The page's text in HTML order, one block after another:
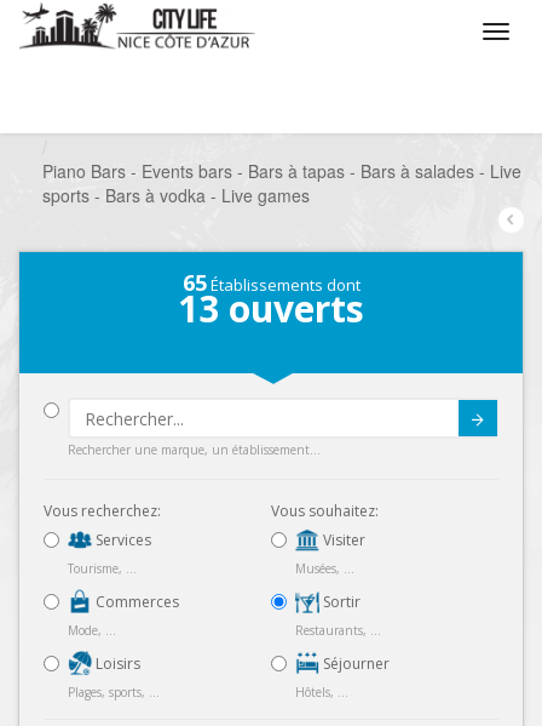
Piano Bars - Events bars - Bars à tapas - Bars à salades - Live
sports - Bars à vodka - Live games
65Établissements dont
13 ouverts
Rechercher une marque, un établissement...
Vous recherchez:
Services
Tourisme, ...
Commerces
Mode, ...
Loisirs
Plages, sports, ...
Vous souhaitez:
Visiter
Musées, ...
Sortir
Restaurants, ...
Séjourner
Hôtels, ...